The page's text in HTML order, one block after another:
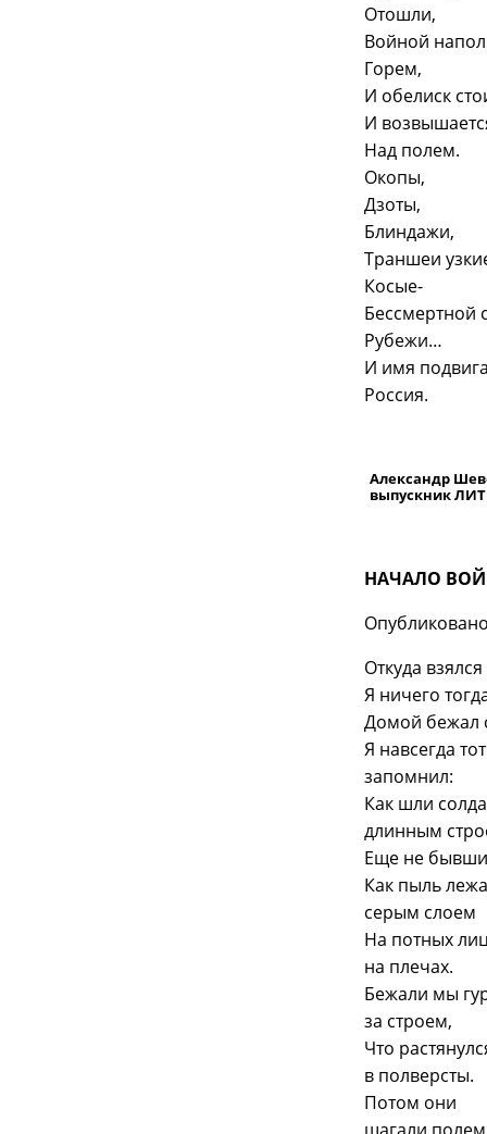
Отошли,
Войной
Горем,
И обелиск
И
Над полем.
Окопы,
Дзоты,
Блиндажи,
Траншеи
Косые-
Бессмертной
Рубежи…
И имя
Россия.
Александр
выпускник
НАЧАЛО
Откуда
Я ничего
Домой бежал
Я навсегда
запомнил:
Как шли
длинным
Еще не
Как пыль
серым слоем
На потных
на плечах.
Бежали мы
за строем,
Что
в полверсты.
Потом они